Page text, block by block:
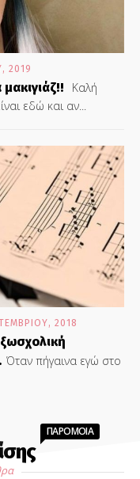
2019
Καλή
εδώ και αν...
2018
Όταν πήγαινα εγώ στο
ΠΑΡΟΜΟΙΑ